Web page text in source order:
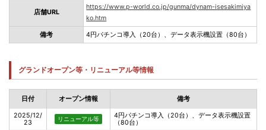
店舗URL
https://www.p-world.co.jp/gunma/dynam-isesakimiya
ko.htm
備考 4円パチンコ導入（20台）、データ表示機設置（80台）
グランドオープン等・リニューアル等情報
日付 オープン情報 備考
2025/12/
23
リニューアル等
4円パチンコ導入（20台）、データ表示機設置
（80台）